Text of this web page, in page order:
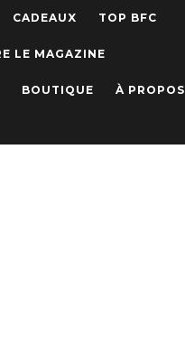
CADEAUX TOP BFC
LE MAGAZINE
BOUTIQUE À PROPOS